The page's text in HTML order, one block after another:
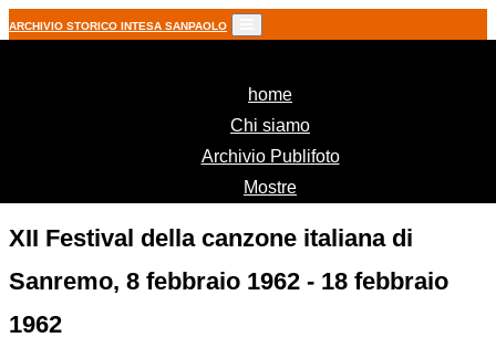
ARCHIVIO STORICO INTESA SANPAOLO
home(current)
Chi siamo
Archivio Publifoto
Mostre
XII Festival della canzone italiana di
Sanremo, 8 febbraio 1962 - 18 febbraio
1962